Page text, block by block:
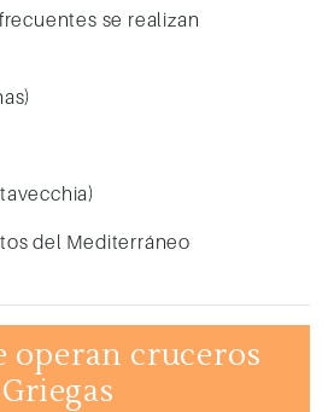
se realizan
del Mediterráneo
operan cruceros